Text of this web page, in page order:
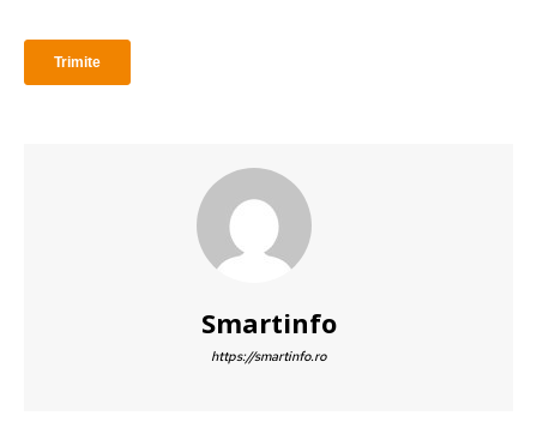
Complexitatea devine simplitate cu Smartinfo.
Smartinfo
https://smartinfo.ro